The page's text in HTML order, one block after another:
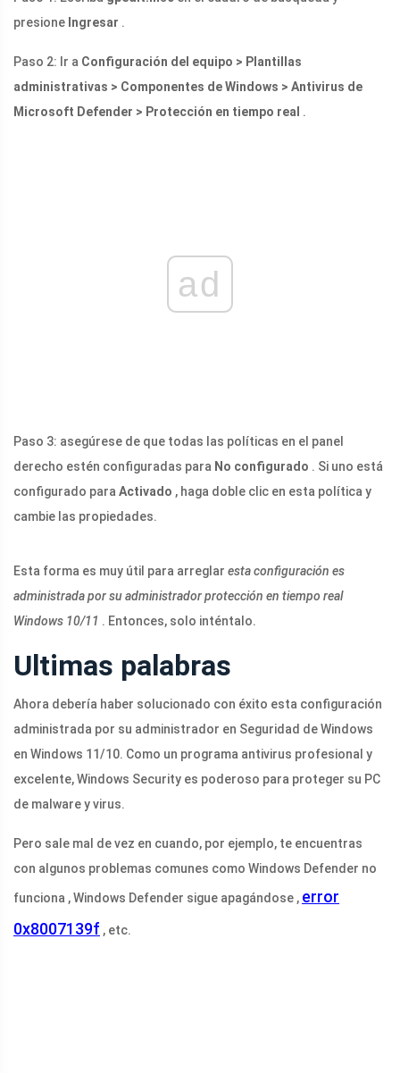
presione Ingresar .
Paso 2: Ir a Configuración del equipo > Plantillas
administrativas > Componentes de Windows > Antivirus de
Microsoft Defender > Protección en tiempo real .
ad
Paso 3: asegúrese de que todas las políticas en el panel
derecho estén configuradas para No configurado . Si uno está
configurado para Activado , haga doble clic en esta política y
cambie las propiedades.
Esta forma es muy útil para arreglar esta configuración es
administrada por su administrador protección en tiempo real
Windows 10/11 . Entonces, solo inténtalo.
Ultimas palabras
Ahora debería haber solucionado con éxito esta configuración
administrada por su administrador en Seguridad de Windows
en Windows 11/10. Como un programa antivirus profesional y
excelente, Windows Security es poderoso para proteger su PC
de malware y virus.
Pero sale mal de vez en cuando, por ejemplo, te encuentras
con algunos problemas comunes como Windows Defender no
funciona , Windows Defender sigue apagándose , error
0x8007139f , etc.